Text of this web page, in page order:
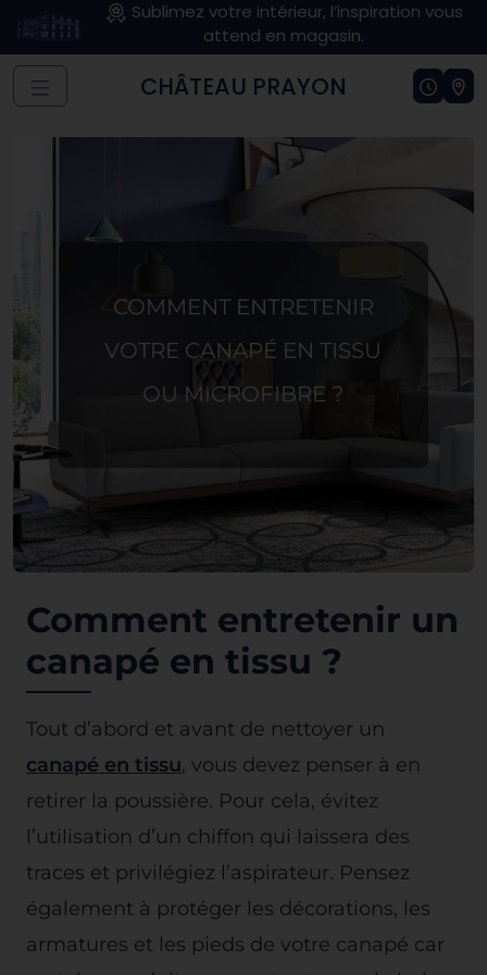
Sublimez votre intérieur, l’inspiration vous
attend en magasin.
CHÂTEAU PRAYON
COMMENT ENTRETENIR
VOTRE CANAPÉ EN TISSU
OU MICROFIBRE ?
Comment entretenir un
canapé en tissu ?
Tout d’abord et avant de nettoyer un
canapé en tissu, vous devez penser à en
retirer la poussière. Pour cela, évitez
l’utilisation d’un chiffon qui laissera des
traces et privilégiez l’aspirateur. Pensez
également à protéger les décorations, les
armatures et les pieds de votre canapé car